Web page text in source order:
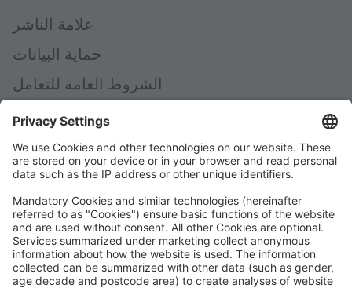
علامة الناشر
حماية البيانات
الشروط العامة للتعامل
Code of Conduct
Accessibility Statement
شركة ROWE على وسائل التواصل الاجتماعي
معتمد من جانب